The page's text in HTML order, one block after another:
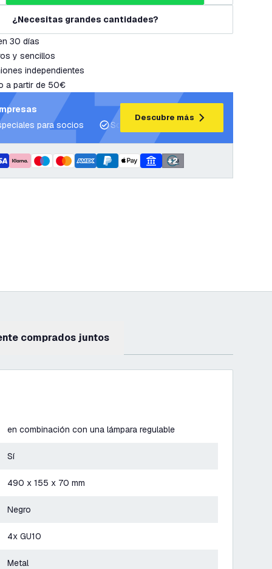
¿Necesitas grandes cantidades?
30 días
y sencillos
independientes
a partir de 50€
para socios
Soporte para proyectos y planes de
Descubre más
+2
comprados juntos
en combinación con una lámpara regulable
Sí
490 x 155 x 70 mm
Negro
4x GU10
Metal